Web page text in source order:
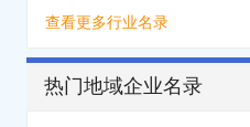
查看更多行业名录
热门地域企业名录